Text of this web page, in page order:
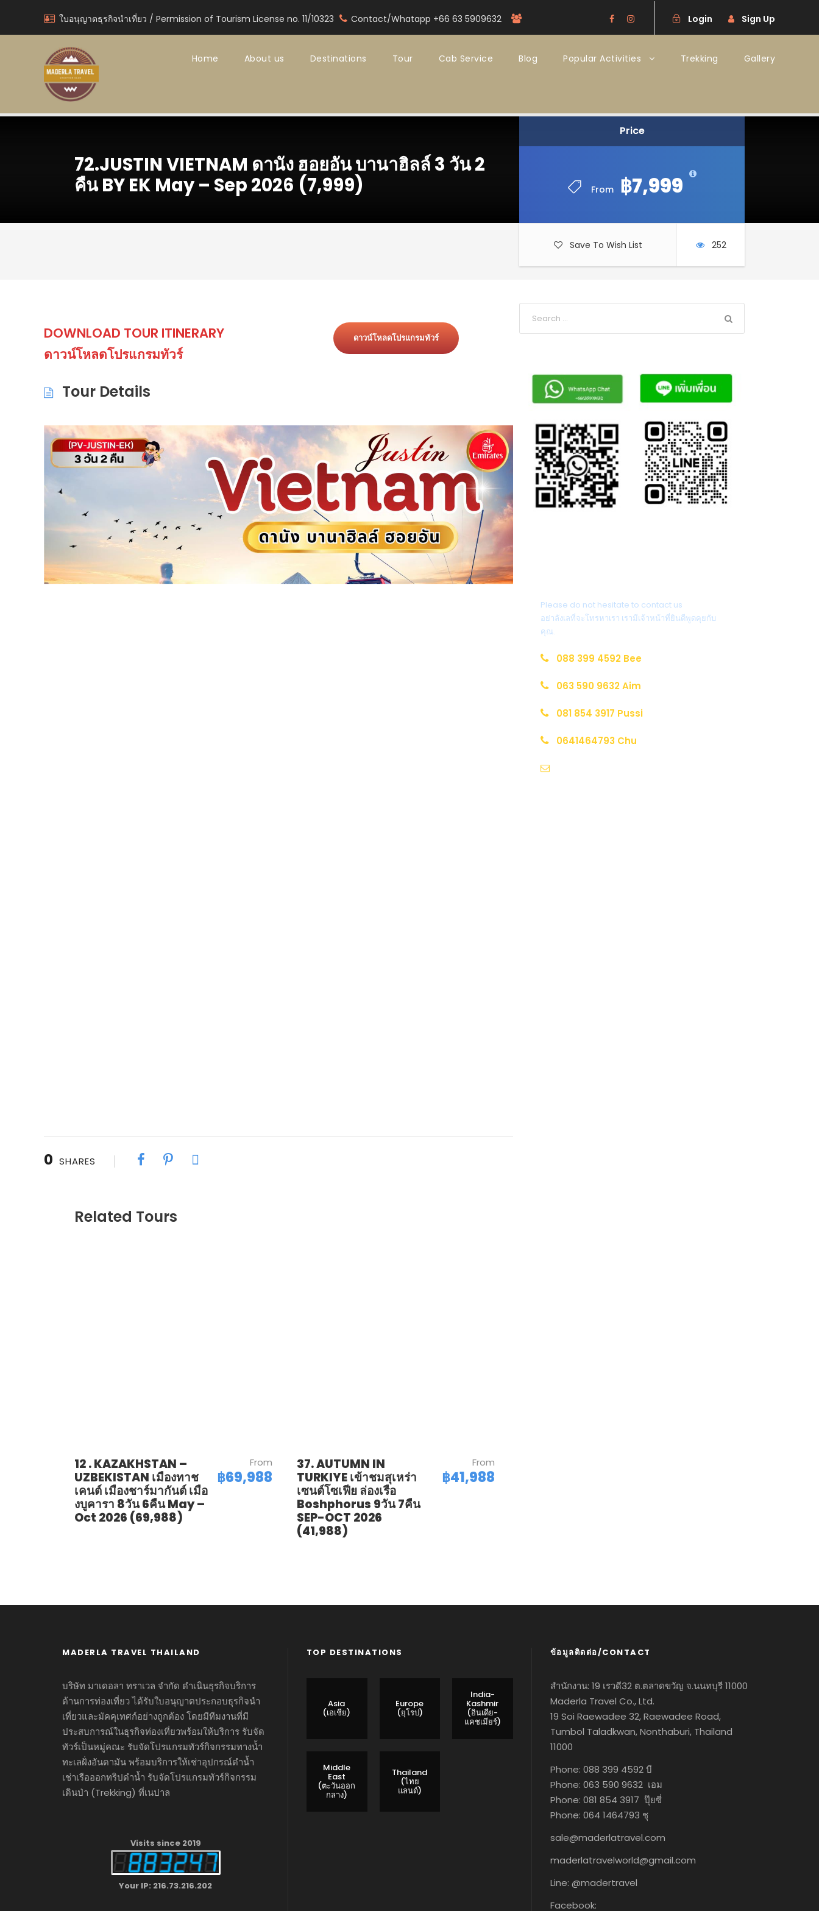
ใบอนุญาตธุรกิจนำเที่ยว / Permission of Tourism License no. 11/10323 Contact/Whatapp +66 63 5909632 Login Sign Up
Home About us Destinations Tour Cab Service Blog Popular Activities Trekking Gallery
72.JUSTIN VIETNAM ดานัง ฮอยอัน บานาฮิลล์ 3 วัน 2
คืน BY EK May – Sep 2026 (7,999)
Price
From ฿7,999
Save To Wish List 252
Please do not hesitate to contact us
อย่าลังเลที่จะโทรหาเรา เรามีเจ้าหน้าที่ยินดีพูดคุยกับ
คุณ.
088 399 4592 Bee
063 590 9632 Aim
081 854 3917 Pussi
0641464793 Chu
DOWNLOAD TOUR ITINERARY
ดาวน์โหลดโปรแกรมทัวร์
ดาวน์โหลดโปรแกรมทัวร์
Tour Details
0 SHARES
Related Tours
12 . KAZAKHSTAN –
UZBEKISTAN เมืองทาช
เคนต์ เมืองชาร์มากันต์ เมือ
งบูคารา 8วัน 6คืน May –
Oct 2026 (69,988)
From
฿69,988
37. AUTUMN IN
TURKIYE เข้าชมสุเหร่า
เซนต์โซเฟีย ล่องเรือ
Boshphorus 9วัน 7คืน
SEP-OCT 2026
(41,988)
From
฿41,988
MADERLA TRAVEL THAILAND
บริษัท มาเดอลา ทราเวล จำกัด ดำเนินธุรกิจบริการ
ด้านการท่องเที่ยว ได้รับใบอนุญาตประกอบธุรกิจนำ
เที่ยวและมัคคุเทศก์อย่างถูกต้อง โดยมีทีมงานที่มี
ประสบการณ์ในธุรกิจท่องเที่ยวพร้อมให้บริการ รับจัด
ทัวร์เป็นหมู่คณะ รับจัดโปรแกรมทัวร์กิจกรรมทางน้ำ
ทะเลฝั่งอันดามัน พร้อมบริการให้เช่าอุปกรณ์ดำน้ำ
เช่าเรือออกทริปดำน้ำ รับจัดโปรแกรมทัวร์กิจกรรม
เดินป่า (Trekking) ที่เนปาล
Visits since 2019
Your IP: 216.73.216.202
TOP DESTINATIONS
Asia
(เอเชีย)
Europe
(ยุโรป)
India-
Kashmir
(อินเดีย-
แคชเมียร์)
Middle
East
(ตะวันออก
กลาง)
Thailand
(ไทย
แลนด์)
ข้อมูลติดต่อ/CONTACT
สำนักงาน: 19 เรวดี32 ต.ตลาดขวัญ จ.นนทบุรี 11000
Maderla Travel Co., Ltd.
19 Soi Raewadee 32, Raewadee Road,
Tumbol Taladkwan, Nonthaburi, Thailand
11000
Phone: 088 399 4592 บี
Phone: 063 590 9632 เอม
Phone: 081 854 3917 ปุ๊ยซี่
Phone: 064 1464793 ชุ
sale@maderlatravel.com
maderlatravelworld@gmail.com
Line: @madertravel
Facebook: